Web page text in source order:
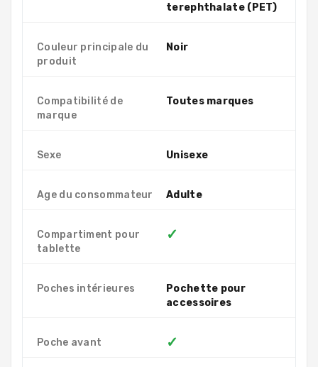
terephthalate (PET)
Couleur principale du
produit
Noir
Compatibilité de
marque
Toutes marques
Sexe Unisexe
Age du consommateur Adulte
Compartiment pour
tablette
✓
Poches intérieures
Pochette pour
accessoires
Poche avant ✓